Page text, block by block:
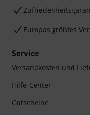
Europas größtes
Service
Versandkosten und
Hilfe-Center
Gutscheine